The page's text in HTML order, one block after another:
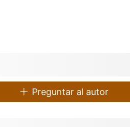
Preguntar al autor